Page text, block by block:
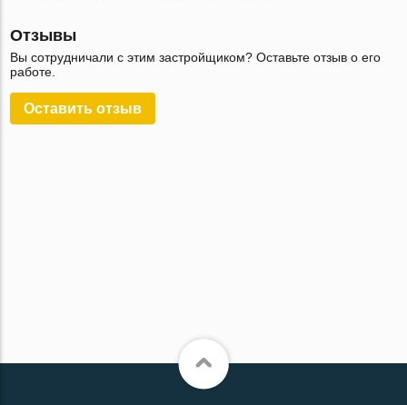
Отзывы
Вы сотрудничали с этим застройщиком? Оставьте отзыв о его
работе.
Оставить отзыв